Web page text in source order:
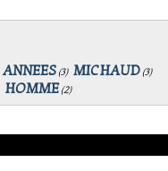
ANNEES (3) MICHAUD (3)
HOMME (2)